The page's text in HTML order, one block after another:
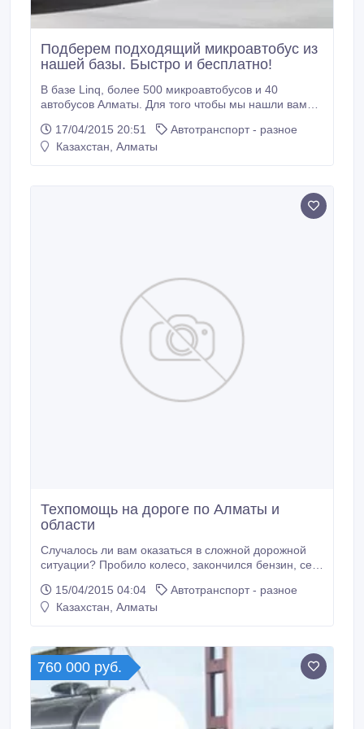
Подберем подходящий микроавтобус из
нашей базы. Быстро и бесплатно!
В базе Linq, более 500 микроавтобусов и 40
автобусов Алматы. Для того чтобы мы нашли вам
всего лишь надо: 1. Оставить заявку на нашем
сайте - www.linq.kz 2. После нашего звонка, уточнить
17/04/2015 20:51
Автотранспорт - разное
Казахстан, Алматы
Техпомощь на дороге по Алматы и
области
Случалось ли вам оказаться в сложной дорожной
ситуации? Пробило колесо, закончился бензин, сел
Компания "Road Assistance Service" предлагает
быстрые решения непредвиденных проблем на
15/04/2015 04:04
Автотранспорт - разное
Казахстан, Алматы
760 000 руб.